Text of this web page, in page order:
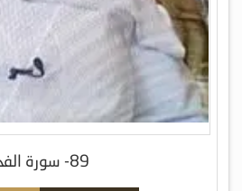
89- سورة الفجر